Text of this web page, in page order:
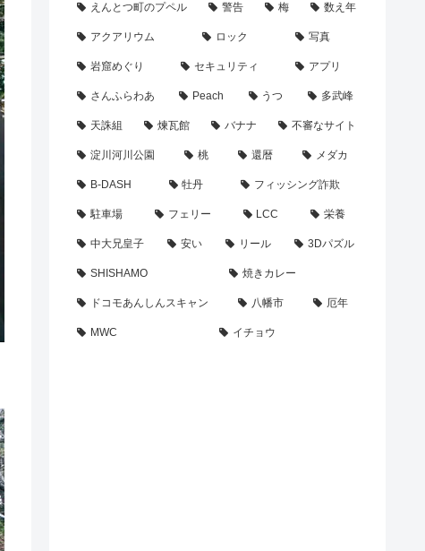
えんとつ町のプペル 警告 梅 数え年
アクアリウム ロック 写真
岩窟めぐり セキュリティ アプリ
さんふらわあ Peach うつ 多武峰
天誅組 煉瓦館 バナナ 不審なサイト
淀川河川公園 桃 還暦 メダカ
B-DASH 牡丹 フィッシング詐欺
駐車場 フェリー LCC 栄養
中大兄皇子 安い リール 3Dパズル
SHISHAMO 焼きカレー
ドコモあんしんスキャン 八幡市 厄年
MWC イチョウ